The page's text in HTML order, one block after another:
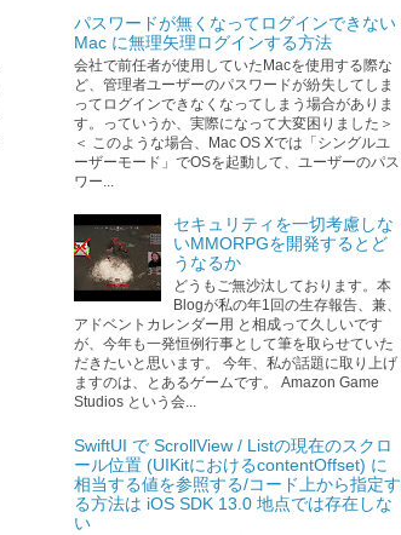
パスワードが無くなってログインできない
Mac に無理矢理ログインする方法
会社で前任者が使用していたMacを使用する際な
ど、管理者ユーザーのパスワードが紛失してしま
ってログインできなくなってしまう場合がありま
す。っていうか、実際になって大変困りました＞
＜ このような場合、Mac OS Xでは「シングルユ
ーザーモード」でOSを起動して、ユーザーのパス
ワー...
セキュリティを一切考慮しな
いMMORPGを開発するとど
うなるか
どうもご無沙汰しております。本
Blogが私の年1回の生存報告、兼、
アドベントカレンダー用 と相成って久しいです
が、今年も一発恒例行事として筆を取らせていた
だきたいと思います。 今年、私が話題に取り上げ
ますのは、とあるゲームです。 Amazon Game
Studios という会...
SwiftUI で ScrollView / Listの現在のスクロ
ール位置 (UIKitにおけるcontentOffset) に
相当する値を参照する/コード上から指定す
る方法は iOS SDK 13.0 地点では存在しな
い